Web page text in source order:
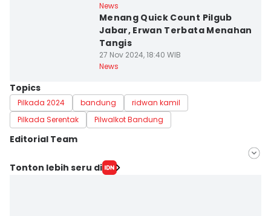
News
Menang Quick Count Pilgub
Jabar, Erwan Terbata Menahan
Tangis
27 Nov 2024, 18:40 WIB
News
Topics
Pilkada 2024 bandung
ridwan kamil
Pilkada Serentak
Pilwalkot Bandung
Editorial Team
Editor
Tonton lebih seru di